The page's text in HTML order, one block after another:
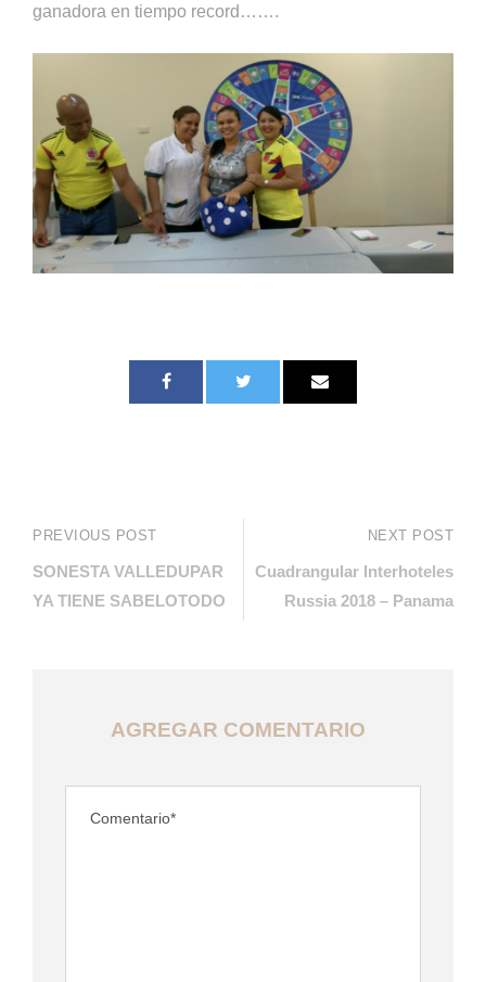
ganadora en tiempo record…….
PREVIOUS POST
SONESTA VALLEDUPAR
YA TIENE SABELOTODO
NEXT POST
Cuadrangular Interhoteles
Russia 2018 – Panama
AGREGAR COMENTARIO